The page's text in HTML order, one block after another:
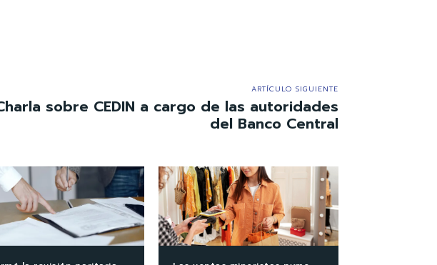
ARTÍCULO SIGUIENTE
sobre CEDIN a cargo de las autoridades
del Banco Central